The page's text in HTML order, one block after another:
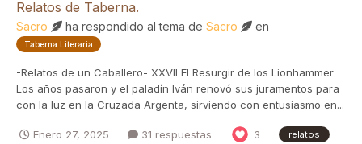
Relatos de Taberna.
Sacro ha respondido al tema de Sacro en
Taberna Literaria
-Relatos de un Caballero- XXVII El Resurgir de los Lionhammer
Los años pasaron y el paladín Iván renovó sus juramentos para
con la luz en la Cruzada Argenta, sirviendo con entusiasmo en...
Enero 27, 2025 31 respuestas 3 relatos